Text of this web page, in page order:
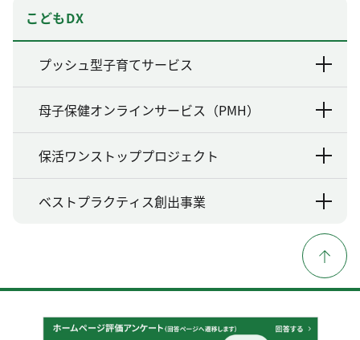
こどもDX
プッシュ型子育てサービス
母子保健オンラインサービス（PMH）
保活ワンストッププロジェクト
ベストプラクティス創出事業